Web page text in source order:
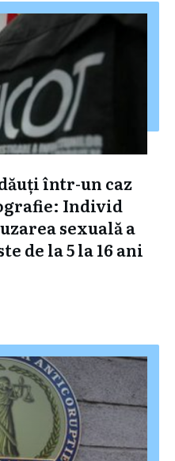
într-un caz
Individ
sexuală a
de la 5 la 16 ani